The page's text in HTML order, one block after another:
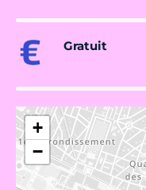
Gratuit
+
−